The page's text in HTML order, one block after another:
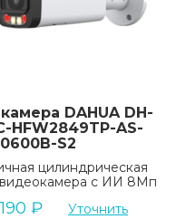
DAHUA DH-
HFW2849TP-AS-
S2
цилиндрическая
с ИИ 8Мп
₽ Уточнить